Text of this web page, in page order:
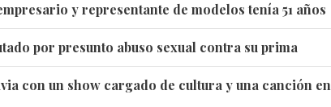
y representante de modelos tenía 51 años
por presunto abuso sexual contra su prima
con un show cargado de cultura y una canción en